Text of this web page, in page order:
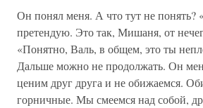
Он понял меня. А что тут не понять?
претендую. Это так, Мишаня, от
«Понятно, Валь, в общем, это ты
Дальше можно не продолжать. Он
ценим друг друга и не обижаемся.
горничные. Мы смеемся над собой,